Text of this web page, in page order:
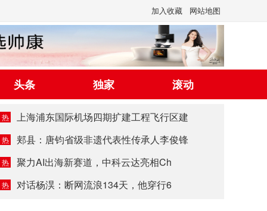
加入收藏 网站地图
头条 独家 滚动
热 上海浦东国际机场四期扩建工程飞行区建
热 郏县：唐钧省级非遗代表性传承人李俊锋
热 聚力AI出海新赛道，中科云达亮相Ch
热 对话杨淏：断网流浪134天，他穿行6